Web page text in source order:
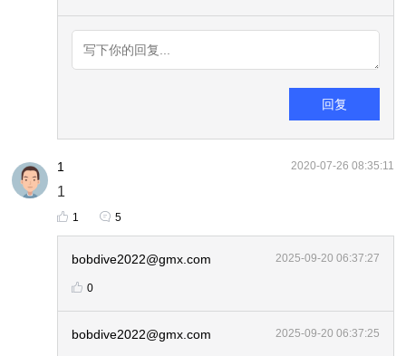
回复
2020-07-26 08:35:11
1
1
1 5
2025-09-20 06:37:27
bobdive2022@gmx.com
0
2025-09-20 06:37:25
bobdive2022@gmx.com